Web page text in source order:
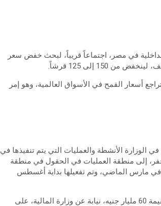
الداخلية في مصر، اجتماعاً قريباً، لبحث خفض سعر
أسعار القمح في الأسواق العالمية، وهو إمر
الوزارة الأنشطة والعمليات التي يتم تنفيذها في
إلى منطقة العمليات في الحقول في منطقة
في مارس الماضي، وتم تفعيلها بداية أغسطس
في سياق آخر، أعلن البنك المركزي المصري أمس، إصدار أذون خزانة محلية بقيمة 60 مليار جنيه، نيابة عن وزارة المالية، على